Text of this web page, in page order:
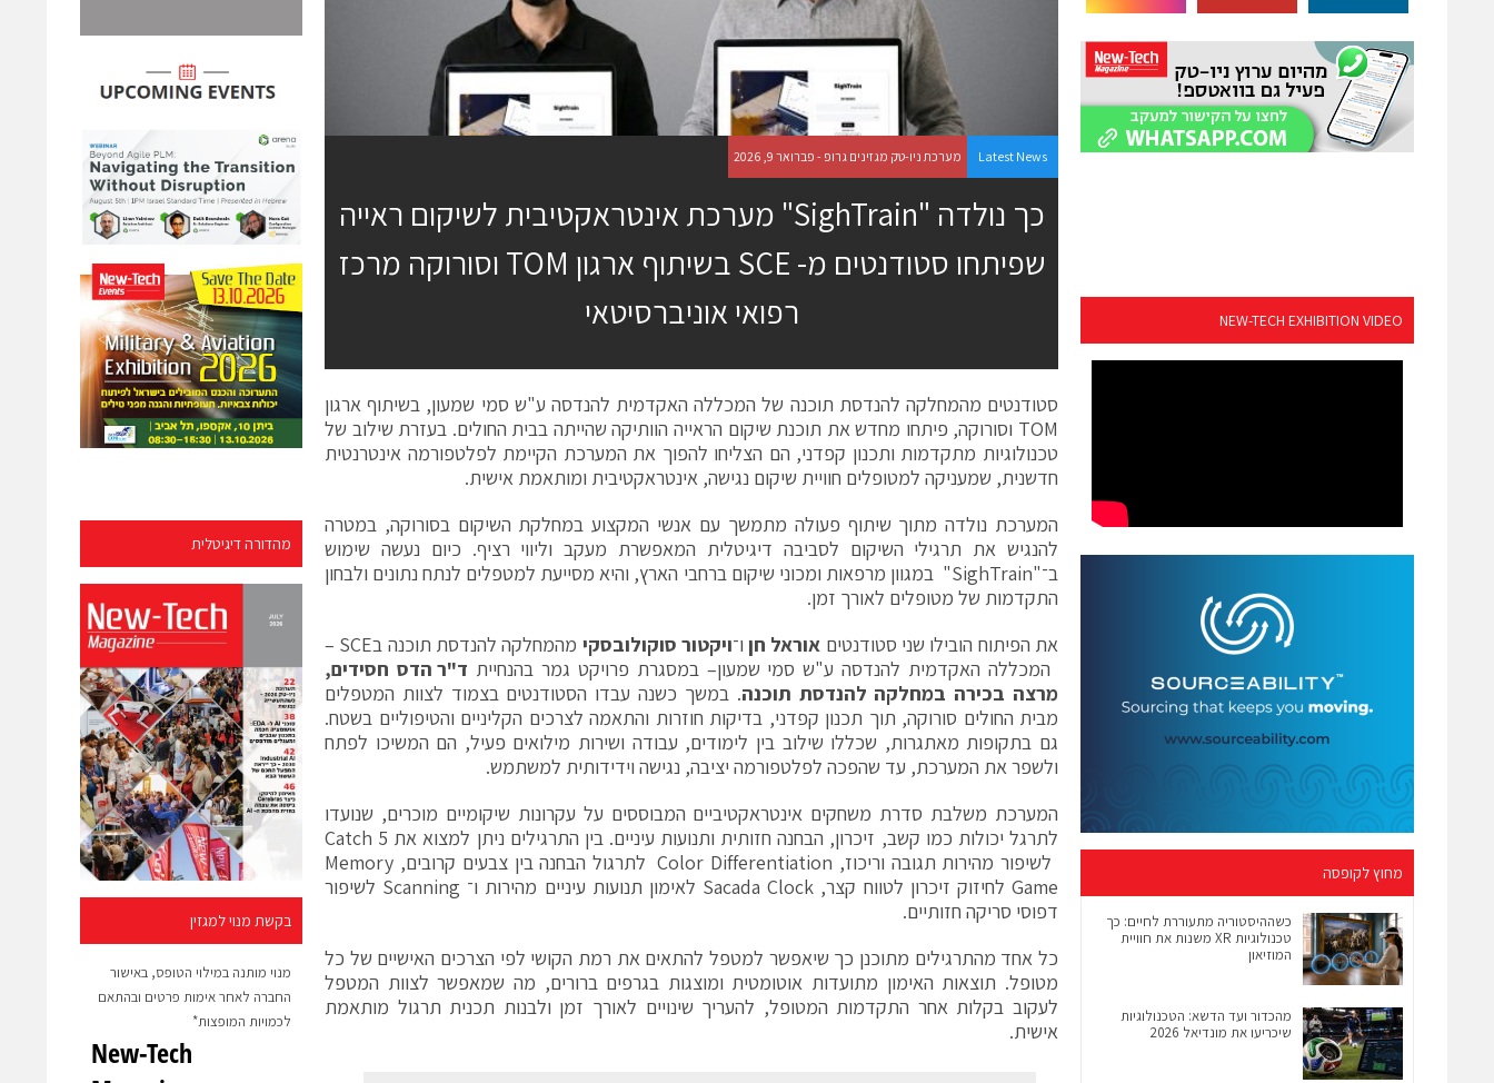
מהדורה דיגיטלית
בקשת מנוי למגזין
מנוי מותנה במילוי הטופס, באישור
החברה לאחר אימות פרטים ובהתאם
לכמויות המופצות*
Latest News מערכת ניו-טק מגזינים גרופ - פברואר 9, 2026
כך נולדה "SighTrain" מערכת אינטראקטיבית לשיקום ראייה
שפיתחו סטודנטים מ- SCE בשיתוף ארגון TOM וסורוקה מרכז
רפואי אוניברסיטאי
סטודנטים מהמחלקה להנדסת תוכנה של המכללה האקדמית להנדסה ע"ש סמי שמעון, בשיתוף ארגון
TOM וסורוקה, פיתחו מחדש את תוכנת שיקום הראייה הוותיקה שהייתה בבית החולים. בעזרת שילוב של
טכנולוגיות מתקדמות ותכנון קפדני, הם הצליחו להפוך את המערכת הקיימת לפלטפורמה אינטרנטית
חדשנית, שמעניקה למטופלים חוויית שיקום נגישה, אינטראקטיבית ומותאמת אישית.
המערכת נולדה מתוך שיתוף פעולה מתמשך עם אנשי המקצוע במחלקת השיקום בסורוקה, במטרה
להנגיש את תרגילי השיקום לסביבה דיגיטלית המאפשרת מעקב וליווי רציף. כיום נעשה שימוש
ב־"SighTrain" במגוון מרפאות ומכוני שיקום ברחבי הארץ, והיא מסייעת למטפלים לנתח נתונים ולבחון
התקדמות של מטופלים לאורך זמן.
את הפיתוח הובילו שני סטודנטים אוראל חןו־ויקטור סוקולובסקי
מהמחלקה להנדסת תוכנה בSCE –
המכללה האקדמית להנדסה ע"ש סמי שמעון– במסגרת פרויקט גמר בהנחיית ד"ר הדס חסידים,
מרצה בכירה במחלקה להנדסת תוכנה. במשך כשנה עבדו הסטודנטים בצמוד לצוות המטפלים
מבית החולים סורוקה, תוך תכנון קפדני, בדיקות חוזרות והתאמה לצרכים הקליניים והטיפוליים בשטח.
גם בתקופות מאתגרות, שכללו שילוב בין לימודים, עבודה ושירות מילואים פעיל, הם המשיכו לפתח
ולשפר את המערכת, עד שהפכה לפלטפורמה יציבה, נגישה וידידותית למשתמש.
המערכת משלבת סדרת משחקים אינטראקטיביים המבוססים על עקרונות שיקומיים מוכרים, שנועדו
לתרגל יכולות כמו קשב, זיכרון, הבחנה חזותית ותנועות עיניים. בין התרגילים ניתן למצוא את Catch 5
לשיפור מהירות תגובה וריכוז, Color Differentiation לתרגול הבחנה בין צבעים קרובים, Memory
Game לחיזוק זיכרון לטווח קצר, Sacada Clock לאימון תנועות עיניים מהירות ו־ Scanning לשיפור
דפוסי סריקה חזותיים.
כל אחד מהתרגילים מתוכנן כך שיאפשר למטפל להתאים את רמת הקושי לפי הצרכים האישיים של כל
מטופל. תוצאות האימון מתועדות אוטומטית ומוצגות בגרפים ברורים, מה שמאפשר לצוות המטפל
לעקוב בקלות אחר התקדמות המטופל, להעריך שינויים לאורך זמן ולבנות תכנית תרגול מותאמת
אישית.
NEW-TECH EXHIBITION VIDEO
מחוץ לקופסה
כשההיסטוריה מתעוררת לחיים: כך
טכנולוגיות XR משנות את חוויית
המוזיאון
מהכדור ועד הדשא: הטכנולוגיות
שיכריעו את מונדיאל 2026